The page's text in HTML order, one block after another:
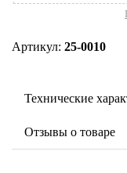
Артикул: 25-0010
Технические
Отзывы о товаре